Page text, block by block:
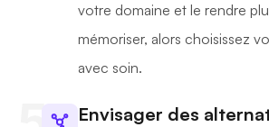
votre domaine et le rendre
mémoriser, alors choisissez
avec soin.
Envisager des